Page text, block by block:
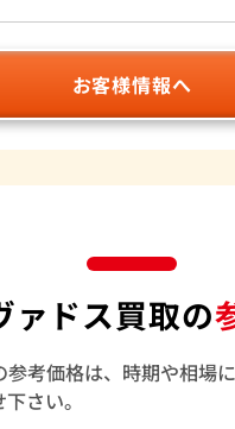
お客様情報へ
ァドス買取の
参考価格は、時期や相場
さい。